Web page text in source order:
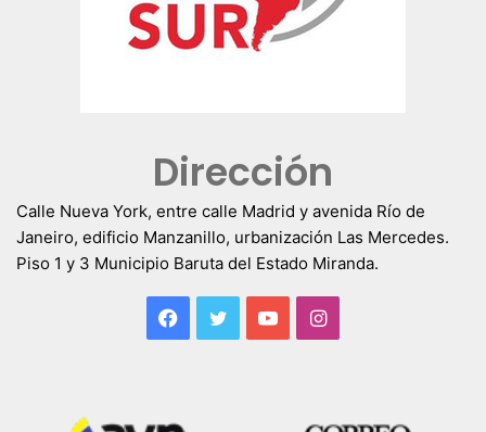
Dirección
Calle Nueva York, entre calle Madrid y avenida Río de
Janeiro, edificio Manzanillo, urbanización Las Mercedes.
Piso 1 y 3 Municipio Baruta del Estado Miranda.
Facebook
TwitterYouTubeInstagram